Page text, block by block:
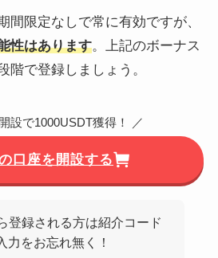
間限定なしで常に有効ですが、
性はあります。上記のボーナス
階で登録しましょう。
設で1000USDT獲得！ ／
口座を開設する
登録される方は紹介コード
力をお忘れ無く！